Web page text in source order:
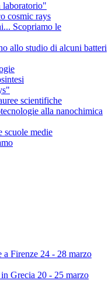
laboratorio"
cosmic rays
Scopriamo le
allo studio di alcuni batteri
scientifiche
alla nanochimica
scuole medie
Firenze 24 - 28 marzo
Grecia 20 - 25 marzo